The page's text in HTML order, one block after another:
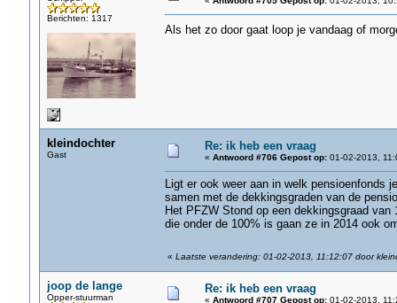
Berichten: 1317
Als het zo door gaat loop je vandaag of
kleindochter
Gast
Re: ik heb een vraag
« Antwoord #706 Gepost op:01-02-2013,
Ligt er ook weer aan in welk pensioenfonds
samen met de dekkingsgraden van de
Het PFZW Stond op een dekkingsgraad
die onder de 100% is gaan ze in 2014 ook
« Laatste verandering: 01-02-2013, 11:12:07 door
joop de lange
Opper-stuurman
Re: ik heb een vraag
« Antwoord #707 Gepost op:01-02-2013,